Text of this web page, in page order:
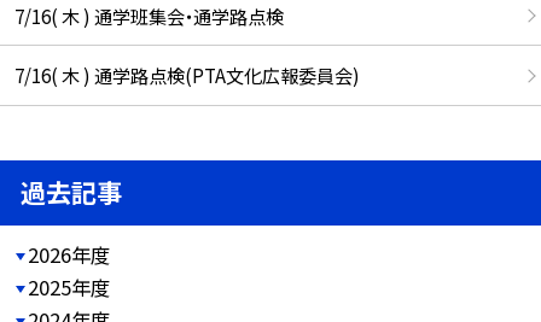
7/16( 木 ) 通学班集会・通学路点検
7/16( 木 ) 通学路点検(PTA文化広報委員会)
過去記事
2026年度
2025年度